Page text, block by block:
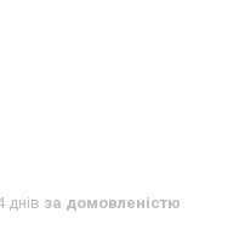
днів за домовленістю